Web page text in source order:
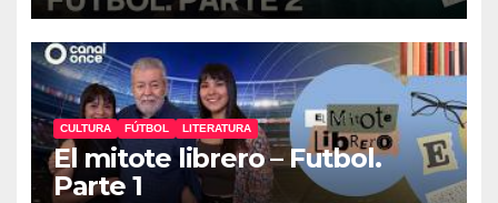
CULTURA FÚTBOL LITERATURA
El mitote librero – Futbol.
Parte 1